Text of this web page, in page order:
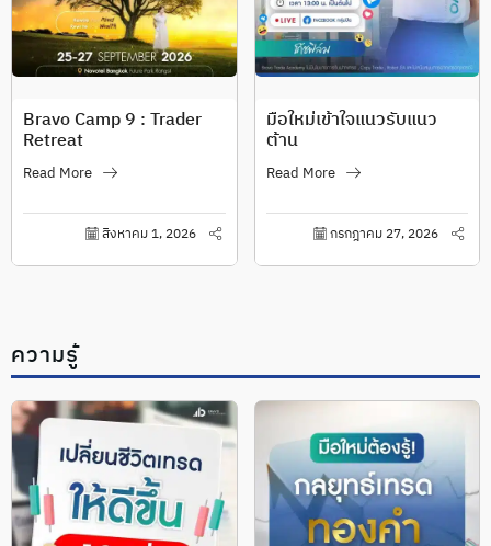
Bravo Camp 9 : Trader
Retreat
Read More
สิงหาคม 1, 2026
มือใหม่เข้าใจแนวรับแนว
ต้าน
Read More
กรกฎาคม 27, 2026
ความรู้